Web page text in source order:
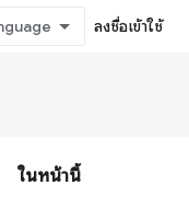
ลงชื่อเข้าใช้
ในหน้านี้